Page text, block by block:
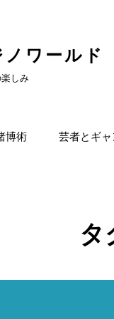
ワールド
しみ
博術 芸者とギ